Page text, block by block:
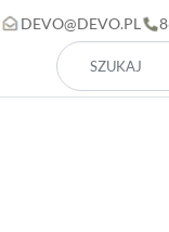
DEVO@DEVO.PL